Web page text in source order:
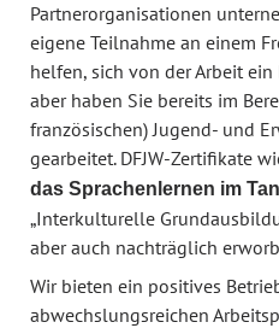
Partnerorganisationen
eigene Teilnahme an einem
helfen, sich von der Arbeit
aber haben Sie bereits im
französischen) Jugend- und
gearbeitet. DFJW-Zertifikate
das Sprachenlernen im
„Interkulturelle
aber auch nachträglich
Wir bieten ein positives
abwechslungsreichen